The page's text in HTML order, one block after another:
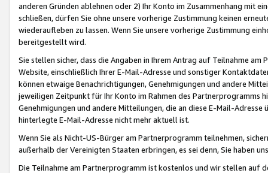
anderen Gründen ablehnen oder 2) Ihr Konto im Zusammenhang mit
schließen, dürfen Sie ohne unsere vorherige Zustimmung keinen
wiederaufleben zu lassen. Wenn Sie unsere vorherige Zustimmung
bereitgestellt wird.
Sie stellen sicher, dass die Angaben in Ihrem Antrag auf Teilnahme
Website, einschließlich Ihrer E-Mail-Adresse und sonstiger
können etwaige Benachrichtigungen, Genehmigungen und andere
jeweiligen Zeitpunkt für Ihr Konto im Rahmen des Partnerprogramms
Genehmigungen und andere Mitteilungen, die an diese E-Mail-
hinterlegte E-Mail-Adresse nicht mehr aktuell ist.
Wenn Sie als Nicht-US-Bürger am Partnerprogramm teilnehmen,
außerhalb der Vereinigten Staaten erbringen, es sei denn, Sie haben
Die Teilnahme am Partnerprogramm ist kostenlos und wir stellen auf